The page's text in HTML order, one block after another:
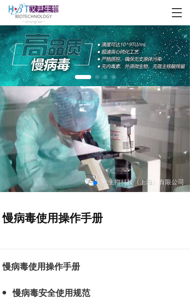
T
o
g
g
l
e
n
a
o
慢病毒使用操作手册
慢病毒使用操作手册
慢病毒安全使用规范